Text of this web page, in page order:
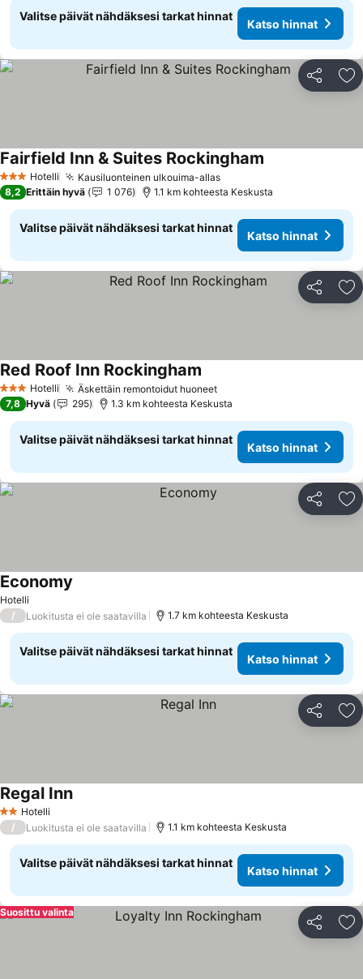
Valitse päivät nähdäksesi tarkat hinnat
Katso hinnat
Jaa
3 Tähtiluokitus
Hotelli Kausiluonteinen ulkouima-allasKatso hinnat
Fairfield Inn & Suites Rockingham
8,2 Erittäin hyvä 1 076 1.1 km kohteesta Keskusta
Valitse päivät nähdäksesi tarkat hinnat
Katso hinnat
Jaa
3 Tähtiluokitus
Hotelli Äskettäin remontoidut huoneetKatso hinnat
Red Roof Inn Rockingham
7,8 Hyvä 295 1.3 km kohteesta Keskusta
Valitse päivät nähdäksesi tarkat hinnat
Katso hinnat
Jaa
Hotelli
Economy
/ Luokitusta ei ole saatavilla 1.7 km kohteesta Keskusta
Valitse päivät nähdäksesi tarkat hinnat
Katso hinnat
Jaa
2 Tähtiluokitus
Hotelli
Regal InnKatso hinnat
/ Luokitusta ei ole saatavilla 1.1 km kohteesta Keskusta
Valitse päivät nähdäksesi tarkat hinnat
Katso hinnat
Jaa
Suosittu valinta